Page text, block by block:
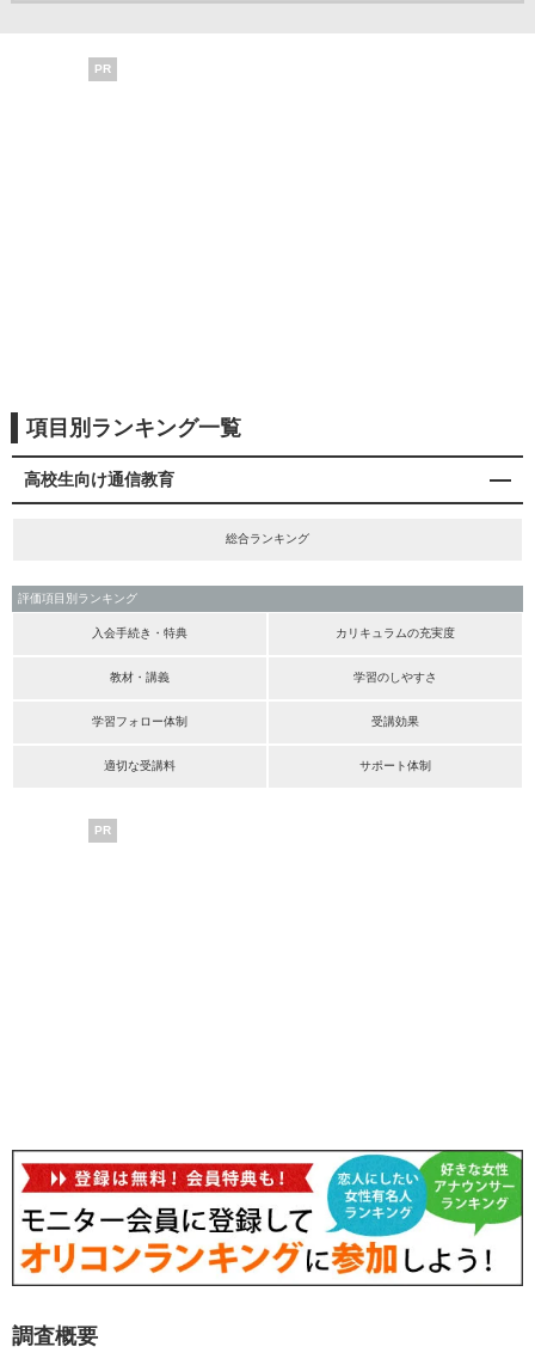
PR
項目別ランキング一覧
高校生向け通信教育
総合ランキング
評価項目別ランキング
入会手続き・特典 カリキュラムの充実度
教材・講義 学習のしやすさ
学習フォロー体制 受講効果
適切な受講料 サポート体制
PR
調査概要